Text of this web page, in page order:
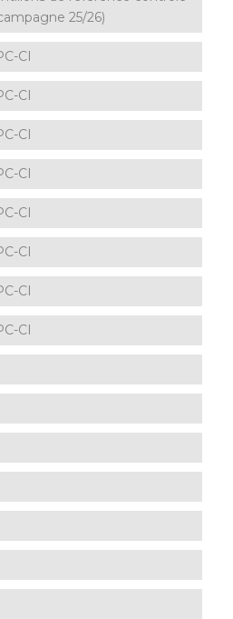
25/26)
CI
CI
CI
CI
CI
CI
CI
CI